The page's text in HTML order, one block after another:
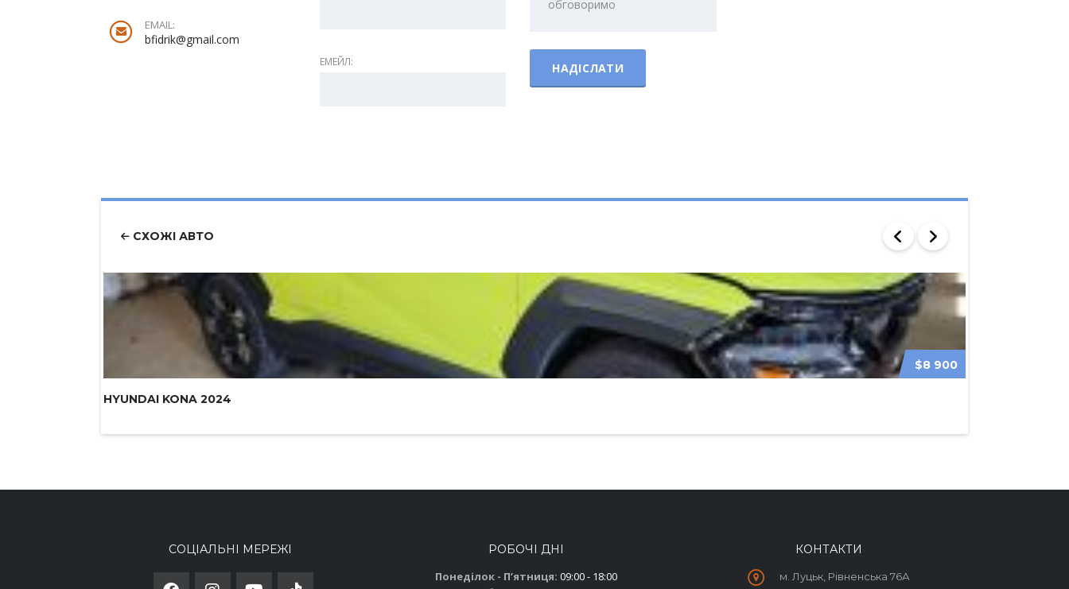
EMAIL:
bfidrik@gmail.com
ЕМЕЙЛ:
СХОЖІ АВТО
$8 900
HYUNDAI KONA 2024
СОЦІАЛЬНІ МЕРЕЖІ
РОБОЧІ ДНІ
Понеділок - Пʼятниця: 09:00 - 18:00
КОНТАКТИ
м. Луцьк, Рівненська 76А